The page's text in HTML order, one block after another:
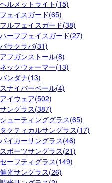
ヘルメットライト(15)
フェイスガード(65)
フルフェイスガード(38)
ハーフフェイスガード(27)
バラクラバ(31)
アフガンストール(8)
ネックウォーマー(13)
バンダナ(13)
スナイパーベール(4)
アイウェア(502)
サングラス(387)
シューティンググラス(65)
タクティカルサングラス(17)
バイカーサングラス(46)
スポーツサングラス(21)
セーフティグラス(149)
偏光サングラス(26)